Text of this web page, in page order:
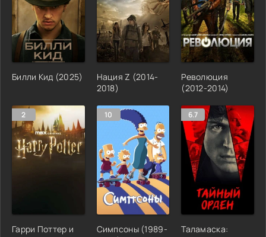
Билли Кид (2025)
Нация Z (2014-
2018)
Революция
(2012-2014)
2
Гарри Поттер и
10
Симпсоны (1989-
6.7
Таламаска: